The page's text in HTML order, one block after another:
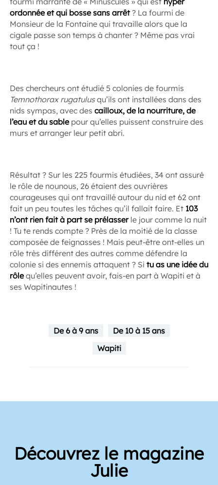
ordonnée et qui bosse sans arrêt? La fourmi de
Monsieur de la Fontaine qui travaille alors que la
cigale passe son temps à chanter ? Même pas vrai
tout ça !
Des chercheurs ont étudié 5 colonies de fourmis
Temnothorax rugatulusqu’ils ont installées dans des
nids sympas, avec des cailloux, de la nourriture, de
l’eau et du sablepour qu’elles puissent construire des
murs et arranger leur petit abri.
Résultat ? Sur les 225 fourmis étudiées, 34 ont assuré
le rôle de nounous, 26 étaient des ouvrières
courageuses qui ont travaillé autour du nid et 62 ont
fait un peu toutes les tâches qu’il fallait faire. Et 103
n’ont rien fait à part se prélasserle jour comme la nuit
! Tu te rends compte ? Près de la moitié de la classe
composée de feignasses ! Mais peut-être ont-elles un
rôle très différent des autres comme défendre la
colonie si des ennemis attaquent ? Si tu as une idée du
rôlequ’elles peuvent avoir, fais-en part à Wapiti et à
ses Wapitinautes !
De 6 à 9 ans
De 10 à 15 ans
Wapiti
Découvrez le magazine
Julie